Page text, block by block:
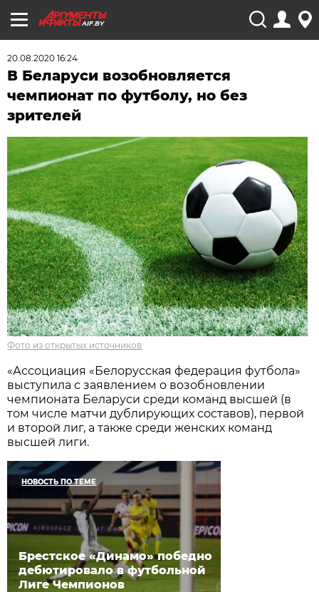
AIF.BY
20.08.2020 16:24
В Беларуси возобновляется
чемпионат по футболу, но без
зрителей
Фото из открытых источников
«Ассоциация «Белорусская федерация футбола»
выступила с заявлением о возобновлении
чемпионата Беларуси среди команд высшей (в
том числе матчи дублирующих составов), первой
и второй лиг, а также среди женских команд
высшей лиги.
НОВОСТЬ ПО ТЕМЕ
Брестское «Динамо» победно
дебютировало в футбольной
Лиге Чемпионов